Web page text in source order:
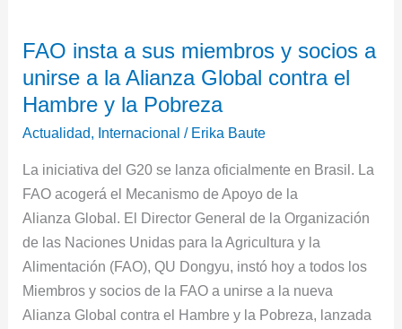
FAO insta a sus miembros y socios a
unirse a la Alianza Global contra el
Hambre y la Pobreza
Actualidad Internacional / Erika Baute
La iniciativa del G20 se lanza oficialmente en Brasil. La
FAO acogerá el Mecanismo de Apoyo de la
Alianza Global. El Director General de la Organización
de las Naciones Unidas para la Agricultura y la
Alimentación (FAO), QU Dongyu, instó hoy a todos los
Miembros y socios de la FAO a unirse a la nueva
Alianza Global contra el Hambre y la Pobreza, lanzada
insta
a
sus
socios
a
unirse
a
la
Alianza
Global